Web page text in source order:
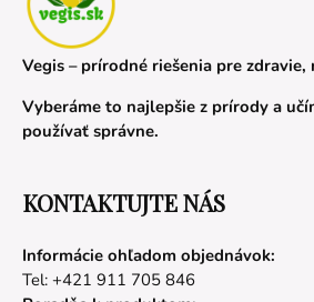
Vegis – prírodné riešenia pre zdravie,
Vyberáme to najlepšie z prírody a
používať správne.
KONTAKTUJTE NÁS
Informácie ohľadom objednávok:
Tel: +421 911 705 846